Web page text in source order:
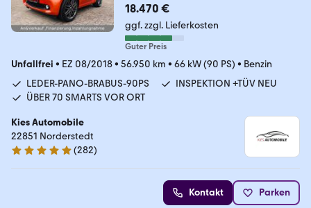
18.470 €
ggf. zzgl. Lieferkosten
Guter Preis
Unfallfrei • EZ 08/2018• 56.950 km • 66 kW (90 PS) • Benzin
LEDER-PANO-BRABUS-90PS
INSPEKTION +TÜV NEU
ÜBER 70 SMARTS VOR ORT
Kies Automobile
22851 Norderstedt
4.8 Sterne
(282)
Kontakt Parken